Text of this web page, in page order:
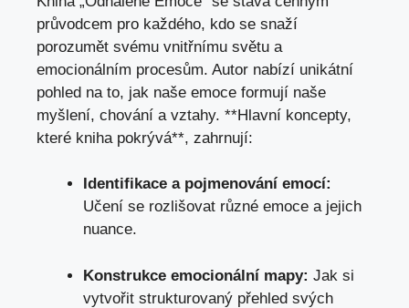
průvodcem pro každého, kdo se snaží
porozumět svému vnitřnímu světu a
emocionálním procesům. Autor nabízí unikátní
pohled na to, jak naše emoce formují naše
myšlení, chování a vztahy. **Hlavní koncepty,
které kniha pokrývá**, zahrnují:
Identifikace a pojmenování emocí:
Učení se rozlišovat různé emoce a jejich
nuance.
Konstrukce emocionální mapy: Jak si
vytvořit strukturovaný přehled svých